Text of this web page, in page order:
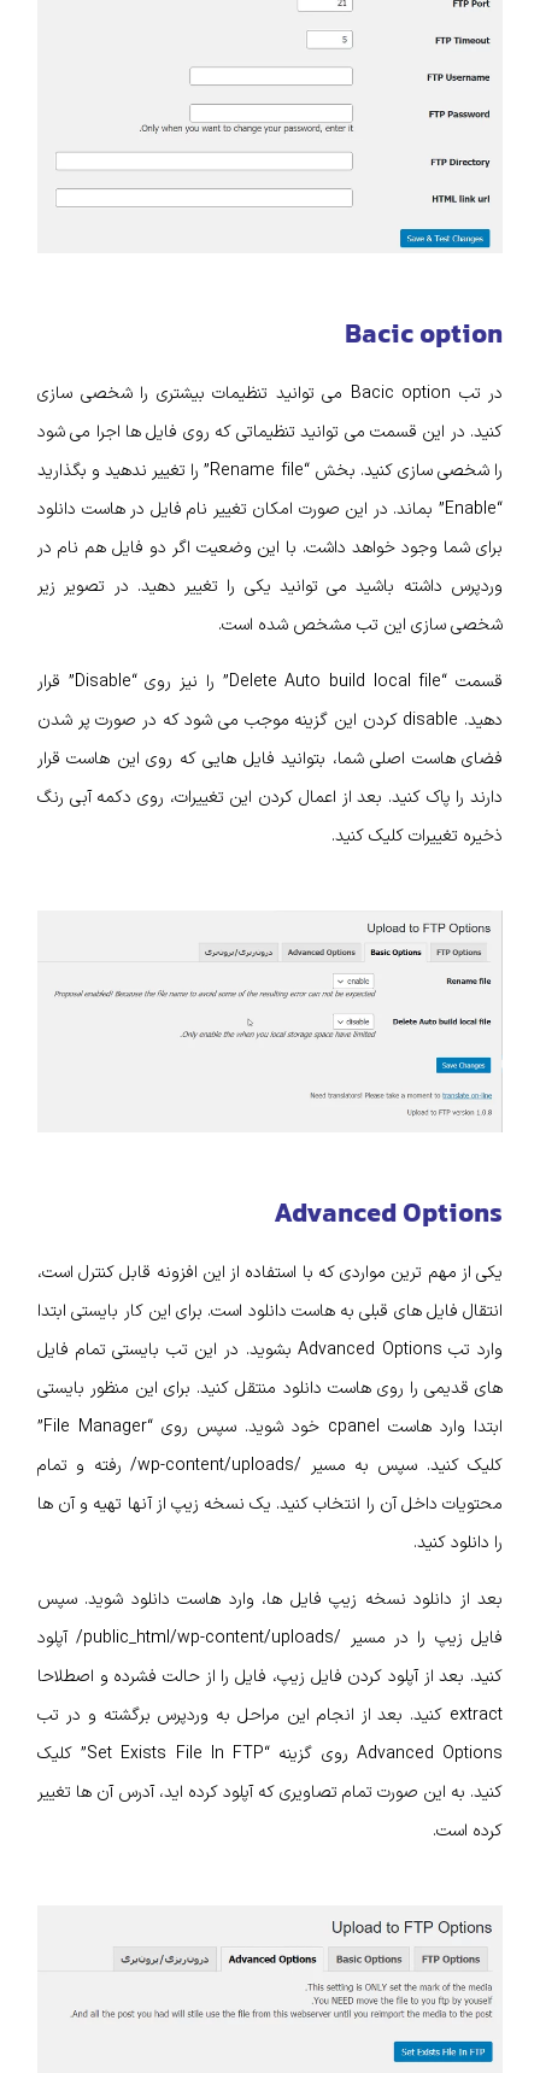
Bacic option
در تب Bacic option می توانید تنظیمات بیشتری را شخصی سازی
کنید. در این قسمت می توانید تنظیماتی که روی فایل‌ ها اجرا می‌ شود
را شخصی سازی کنید. بخش “Rename file” را تغییر ندهید و بگذارید
“Enable” بماند. در این صورت امکان تغییر نام فایل در هاست دانلود
برای شما وجود خواهد داشت. با این وضعیت اگر دو فایل هم نام در
وردپرس داشته باشید می‌ توانید یکی را تغییر دهید. در تصویر زیر
شخصی سازی این تب مشخص شده است.
قسمت “Delete Auto build local file” را نیز روی “Disable” قرار
دهید. disable کردن این گزینه موجب می شود که در صورت پر شدن
فضای هاست اصلی شما، بتوانید فایل‌ هایی که روی این هاست قرار
دارند را پاک کنید. بعد از اعمال کردن این تغییرات، روی دکمه آبی رنگ
ذخیره تغییرات کلیک کنید.
Advanced Options
یکی از مهم ترین مواردی که با استفاده از این افزونه قابل کنترل است،
انتقال فایل های قبلی به هاست دانلود است. برای این کار بایستی ابتدا
وارد تب Advanced Options بشوید. در این تب بایستی تمام فایل‌
های قدیمی را روی هاست دانلود منتقل کنید. برای این منظور بایستی
ابتدا وارد هاست cpanel خود شوید. سپس روی “File Manager”
کلیک کنید. سپس به مسیر /wp-content/uploads/ رفته و تمام
محتویات داخل آن را انتخاب کنید. یک نسخه زیپ از آنها تهیه و آن‌ ها
را دانلود کنید.
بعد از دانلود نسخه زیپ فایل ها، وارد هاست دانلود شوید. سپس
فایل زیپ را در مسیر /public_html/wp-content/uploads/ آپلود
کنید. بعد از آپلود کردن فایل زیپ، فایل را از حالت فشرده و اصطلاحا
extract کنید. بعد از انجام این مراحل به وردپرس برگشته و در تب
Advanced Options روی گزینه “Set Exists File In FTP” کلیک
کنید. به این صورت تمام تصاویری که آپلود کرده اید، آدرس آن‌ ها تغییر
کرده است.